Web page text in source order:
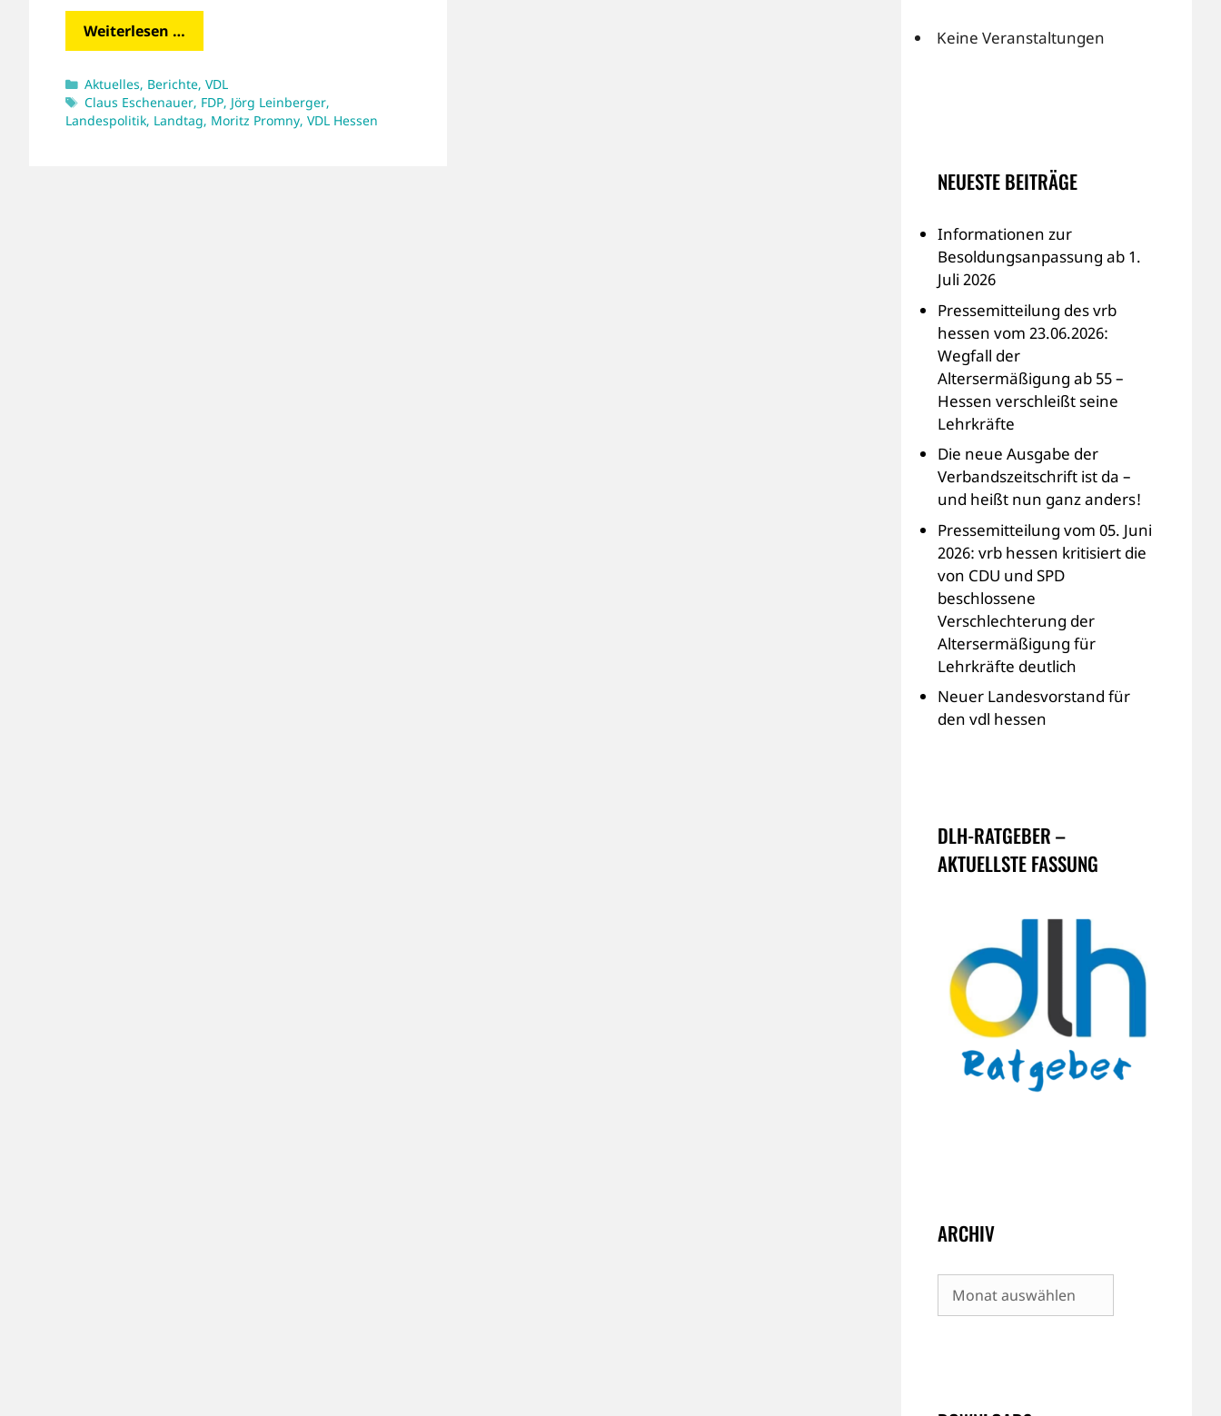
Weiterlesen …
Kategorien
Aktuelles, Berichte,VDL
Schlagwörter
Claus Eschenauer, FDP, Jörg Leinberger,
Landespolitik, Landtag, Moritz Promny, VDL Hessen
Keine Veranstaltungen
NEUESTE BEITRÄGE
Informationen zur
Besoldungsanpassung ab 1.
Juli 2026
Pressemitteilung des vrb
hessen vom 23.06.2026:
Wegfall der
Altersermäßigung ab 55 –
Hessen verschleißt seine
Lehrkräfte
Die neue Ausgabe der
Verbandszeitschrift ist da –
und heißt nun ganz anders!
Pressemitteilung vom 05. Juni
2026: vrb hessen kritisiert die
von CDU und SPD
beschlossene
Verschlechterung der
Altersermäßigung für
Lehrkräfte deutlich
Neuer Landesvorstand für
den vdl hessen
DLH-RATGEBER –
AKTUELLSTE FASSUNG
ARCHIV
Archiv